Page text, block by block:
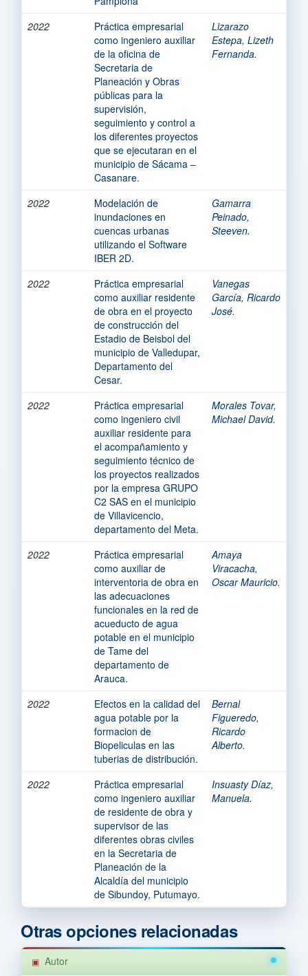
2022
Práctica empresarial
como ingeniero auxiliar
de la oficina de
Secretaria de
Planeación y Obras
públicas para la
supervisión,
seguimiento y control a
los diferentes proyectos
que se ejecutaran en el
municipio de Sácama –
Casanare.
Lizarazo
Estepa, Lizeth
Fernanda.
2022
Modelación de
inundaciones en
cuencas urbanas
utilizando el Software
IBER 2D.
Gamarra
Peinado,
Steeven.
2022
Práctica empresarial
como auxiliar residente
de obra en el proyecto
de construcción del
Estadio de Beisbol del
municipio de Valledupar,
Departamento del
Cesar.
Vanegas
García, Ricardo
José.
2022
Práctica empresarial
como ingeniero civil
auxiliar residente para
el acompañamiento y
seguimiento técnico de
los proyectos realizados
por la empresa GRUPO
C2 SAS en el municipio
de Villavicencio,
departamento del Meta.
Morales Tovar,
Michael David.
2022
Práctica empresarial
como auxiliar de
interventoria de obra en
las adecuaciones
funcionales en la red de
acueducto de agua
potable en el municipio
de Tame del
departamento de
Arauca.
Amaya
Viracacha,
Oscar Mauricio.
2022
Efectos en la calidad del
agua potable por la
formacion de
Biopeliculas en las
tuberias de distribución.
Bernal
Figueredo,
Ricardo
Alberto.
2022
Práctica empresarial
como ingeniero auxiliar
de residente de obra y
supervisor de las
diferentes obras civiles
en la Secretaria de
Planeación de la
Alcaldía del municipio
de Sibundoy, Putumayo.
Insuasty Díaz,
Manuela.
Otras opciones relacionadas
Autor